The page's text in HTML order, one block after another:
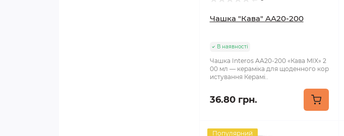
Чашка "Кава" AA20-200
В наявності
Чашка Interos AA20-200 «Кава MIX» 2
00 мл — кераміка для щоденного кор
истування Керамі..
36.80 грн.
Популярний